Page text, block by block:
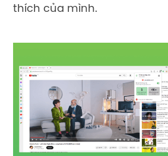
thích của mình.